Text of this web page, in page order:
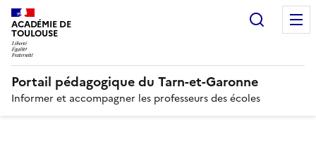
ACADÉMIE DE
TOULOUSE
Portail pédagogique du Tarn-et-Garonne
Informer et accompagner les professeurs des écoles